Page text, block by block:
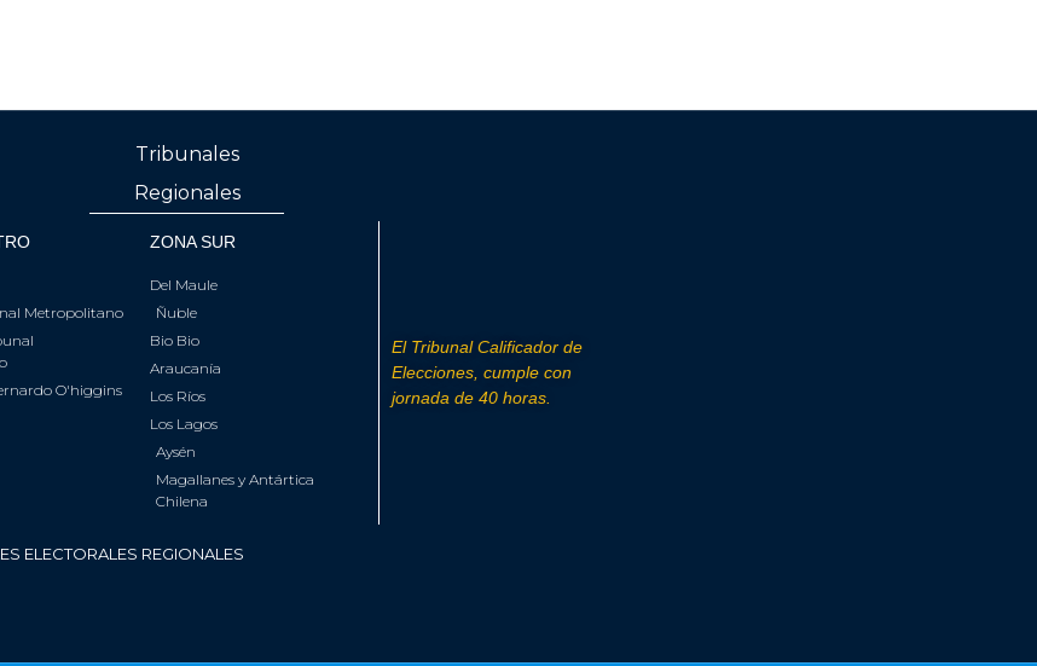
Tribunales
Regionales
Metropolitano
O'higgins
ZONA SUR
Del Maule
Ñuble
Bio Bio
Araucanía
Los Ríos
Los Lagos
Aysén
Magallanes y Antártica
Chilena
El Tribunal Calificador de
Elecciones, cumple con
jornada de 40 horas.
ELECTORALES REGIONALES